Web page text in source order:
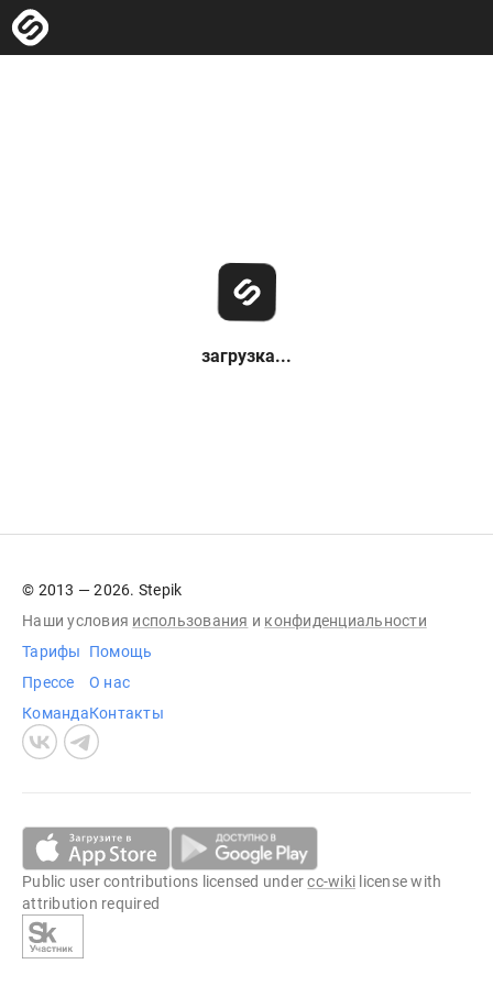
загрузка...
© 2013 — 2026. Stepik
Наши условия использования и конфиденциальности
Тарифы
Прессе
Команда
Помощь
О нас
Контакты
Public user contributions licensed undercc-wiki license with
attribution required